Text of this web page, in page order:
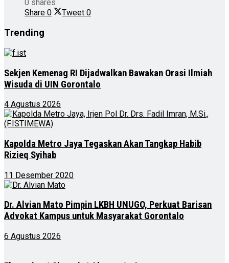
0 shares
Share 0 Tweet 0
Trending
Sekjen Kemenag RI Dijadwalkan Bawakan Orasi Ilmiah
Wisuda di UIN Gorontalo
4 Agustus 2026
Kapolda Metro Jaya Tegaskan Akan Tangkap Habib
Rizieq Syihab
11 Desember 2020
Dr. Alvian Mato Pimpin LKBH UNUGO, Perkuat Barisan
Advokat Kampus untuk Masyarakat Gorontalo
6 Agustus 2026